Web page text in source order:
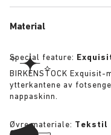
Material
Special feature:
BIRKENSTOCK
ytterkantene av
nappaskinn.
Øvre materiale: Tekstil